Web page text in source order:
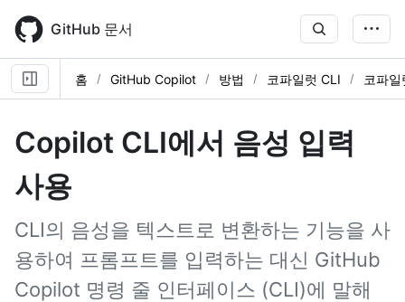
main
content
GitHub 문서
홈 GitHub Copilot 방법 코파일럿 CLI 코파
Copilot CLI에서 음성 입력
사용
CLI의 음성을 텍스트로 변환하는 기능을 사
용하여 프롬프트를 입력하는 대신 GitHub
Copilot 명령 줄 인터페이스 (CLI)에 말해